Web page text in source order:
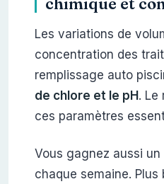
chimique et
Les variations de
concentration des
remplissage auto
de chlore et le pH. Le
ces paramètres
Vous gagnez aussi
chaque semaine.